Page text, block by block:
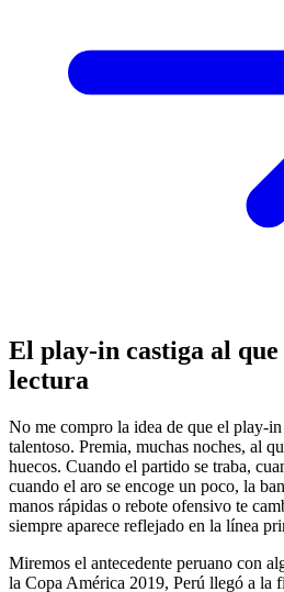
El play-in castiga al que
lectura
No me compro la idea de que el play-
talentoso. Premia, muchas noches, al
huecos. Cuando el partido se traba,
cuando el aro se encoge un poco, la
manos rápidas o rebote ofensivo te
siempre aparece reflejado en la línea
Miremos el antecedente peruano con
la Copa América 2019, Perú llegó a la